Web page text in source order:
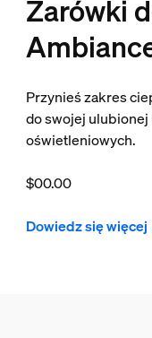
Żarówki
Przynieś zakres
do swojej
oświetleniowych.
$00.00
Dowiedz się więcej